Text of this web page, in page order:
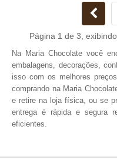
Página 1 de 3,
Na Maria Chocolate você
embalagens, decorações,
isso com os melhores
comprando na Maria
e retire na loja física, ou se
entrega é rápida e segura
eficientes.